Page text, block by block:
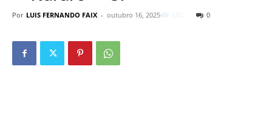
Por LUIS FERNANDO FAIX - outubro 16, 2025 0